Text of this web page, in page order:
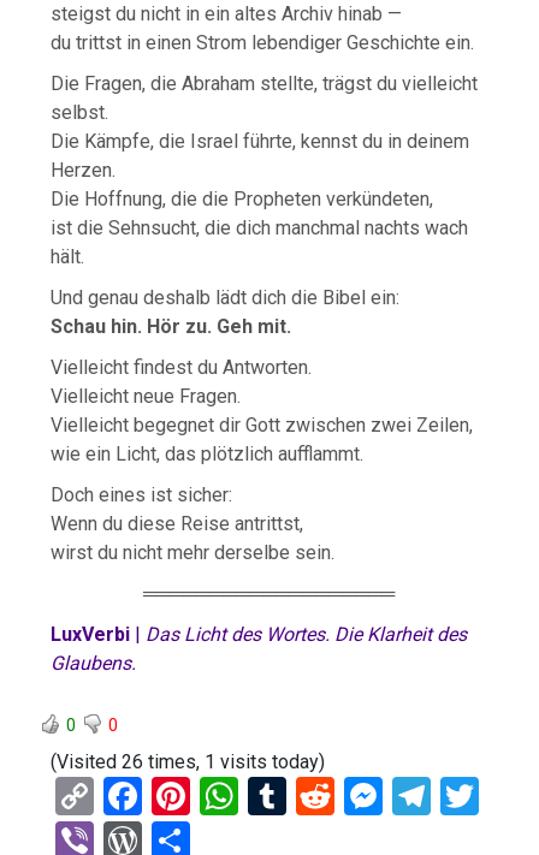
steigst du nicht in ein altes Archiv hinab —
du trittst in einen Strom lebendiger Geschichte ein.
Die Fragen, die Abraham stellte, trägst du vielleicht
selbst.
Die Kämpfe, die Israel führte, kennst du in deinem
Herzen.
Die Hoffnung, die die Propheten verkündeten,
ist die Sehnsucht, die dich manchmal nachts wach
hält.
Und genau deshalb lädt dich die Bibel ein:
Schau hin. Hör zu. Geh mit.
Vielleicht findest du Antworten.
Vielleicht neue Fragen.
Vielleicht begegnet dir Gott zwischen zwei Zeilen,
wie ein Licht, das plötzlich aufflammt.
Doch eines ist sicher:
Wenn du diese Reise antrittst,
wirst du nicht mehr derselbe sein.
═══════════════════
LuxVerbi
Das Licht des Wortes. Die Klarheit des
Glaubens.
0 0
(Visited 26 times, 1 visits today)
C
o
F
a
Pi W T
R
M T
Vi W